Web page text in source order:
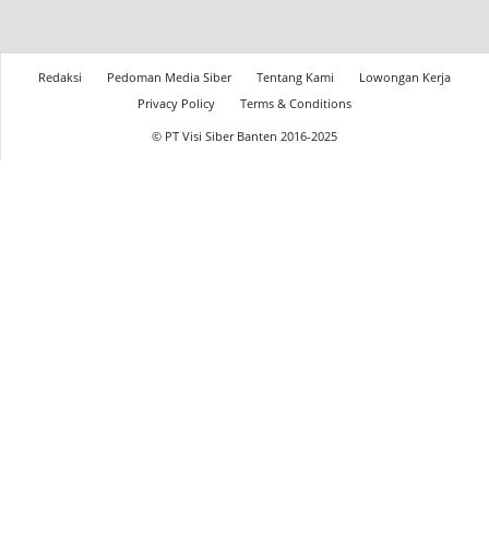
Redaksi Pedoman Media Siber Tentang Kami
Lowongan Kerja
Privacy Policy
Terms & Conditions
© PT Visi Siber Banten 2016-2025